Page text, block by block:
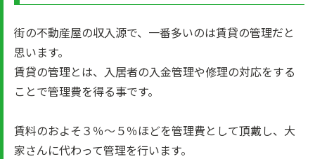
街の不動産屋の収入源で、一番多いのは賃貸の管理だと
思います。
賃貸の管理とは、入居者の入金管理や修理の対応をする
ことで管理費を得る事です。
賃料のおよそ３％～５％ほどを管理費として頂戴し、大
家さんに代わって管理を行います。